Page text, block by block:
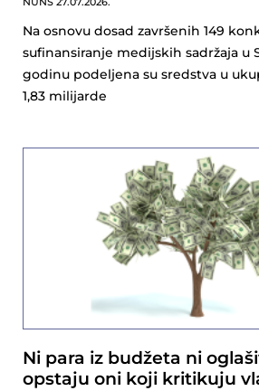
Na osnovu dosad završenih 149
sufinansiranje medijskih sadržaja u
godinu podeljena su sredstva u
1,83 milijarde
Ni para iz budžeta ni
opstaju oni koji kritikuju